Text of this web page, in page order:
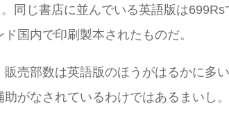
同じ書店に並んでいる英語版は
国内で印刷製本されたものだ。
売部数は英語版のほうがはるかに多
がなされているわけではあるまいし。